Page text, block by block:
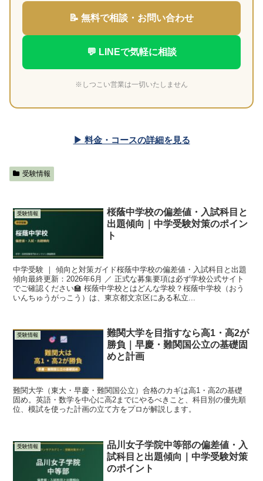
📝 無料で相談・お問い合わせ
💬 LINEで気軽に相談
※しつこい営業は一切いたしません
▶ 料金・コースの詳細を見る
受験情報
受験情報
桜蔭中学校の偏差値・入試科目と
出題傾向｜中学受験対策のポイン
ト
中学受験 ｜ 傾向と対策ガイド桜蔭中学校の偏差値・入試科目と出題
傾向最終更新：2026年6月 ／ 正式な募集要項は必ず学校公式サイト
でご確認ください🏫 桜蔭中学校とはどんな学校？桜蔭中学校（おう
いんちゅうがっこう）は、東京都文京区にある私立...
受験情報
難関大学を目指すなら高1・高2が
勝負｜早慶・難関国公立の基礎固
めと計画
難関大学（東大・早慶・難関国公立）合格のカギは高1・高2の基礎
固め。英語・数学を中心に高2までにやるべきこと、科目別の優先順
位、模試を使った計画の立て方をプロが解説します。
受験情報
品川女子学院中等部の偏差値・入
試科目と出題傾向｜中学受験対策
のポイント